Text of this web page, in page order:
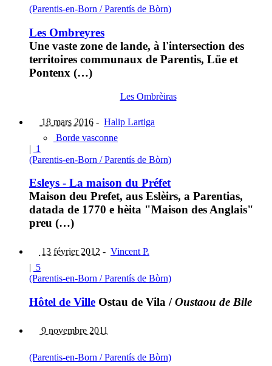
(Parentis-en-Born / Parentís de Bòrn)
Les Ombreyres
Une vaste zone de lande, à l'intersection des
territoires communaux de Parentis, Lüe et
Pontenx (…)
Les Ombrèiras
18 mars 2016 - Halip Lartiga
Borde vasconne
| 1
(Parentis-en-Born / Parentís de Bòrn)
Esleys - La maison du Préfet
Maison deu Prefet, aus Eslèirs, a Parentias,
datada de 1770 e hèita "Maison des Anglais"
preu (…)
13 février 2012 - Vincent P.
| 5
(Parentis-en-Born / Parentís de Bòrn)
Hôtel de Ville Ostau de Vila /Oustaou de Bile
9 novembre 2011
(Parentis-en-Born / Parentís de Bòrn)